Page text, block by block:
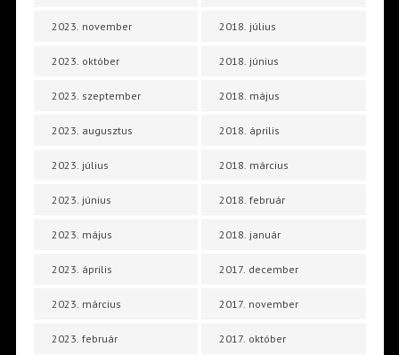
2023. november
2023. október
2023. szeptember
2023. augusztus
2023. július
2023. június
2023. május
2023. április
2023. március
2023. február
2018. július
2018. június
2018. május
2018. április
2018. március
2018. február
2018. január
2017. december
2017. november
2017. október